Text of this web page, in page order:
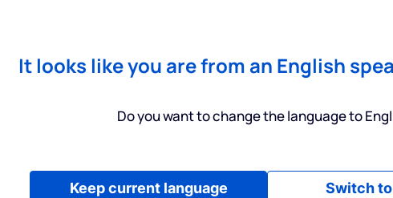
using
It looks like you are from an English
Do you want to change the language to
Switch
Keep current language